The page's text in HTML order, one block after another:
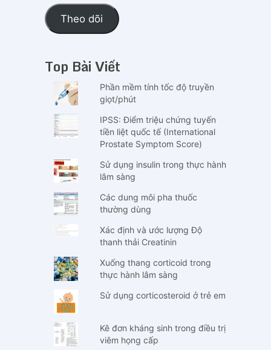
điện
tử
(email)
Theo dõi
Top Bài Viết
Phần mềm tính tốc độ truyền
giọt/phút
IPSS: Điểm triệu chứng tuyến
tiền liệt quốc tế (International
Prostate Symptom Score)
Sử dụng insulin trong thực hành
lâm sàng
Các dung môi pha thuốc
thường dùng
Xác định và ước lượng Độ
thanh thải Creatinin
Xuống thang corticoid trong
thực hành lâm sàng
Sử dụng corticosteroid ở trẻ em
Kê đơn kháng sinh trong điều trị
viêm họng cấp